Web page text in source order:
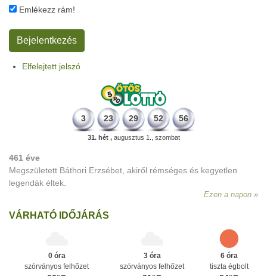
Emlékezz rám!
Elfelejtett jelszó
3 23 29 52 56
31. hét ,augusztus 1., szombat
461 éve
Megszületett Báthori Erzsébet, akiről rémséges és kegyetlen
legendák éltek.
Ezen a napon
VÁRHATÓ IDŐJÁRÁS
0 óra
szórványos felhőzet
3 óra
szórványos felhőzet
6 óra
tiszta égbolt